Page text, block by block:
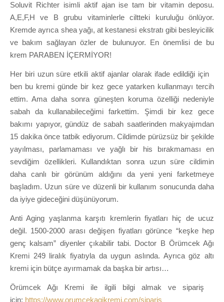
Soluvit Richter isimli aktif ajan ise tam bir vitamin deposu.
A,E,F,H ve B grubu vitaminlerle ciltteki kuruluğu önlüyor.
Kremde ayrıca shea yağı, at kestanesi ekstratı gibi besleyicilik
ve bakım sağlayan özler de bulunuyor. En önemlisi de bu
krem PARABEN İÇERMİYOR!
Her biri uzun süre etkili aktif ajanlar olarak ifade edildiği için
ben bu kremi günde bir kez gece yatarken kullanmayı tercih
ettim. Ama daha sonra güneşten koruma özelliği nedeniyle
sabah da kullanabileceğimi farkettim. Şimdi bir kez gece
bakımı yapıyor, gündüz de sabah saatlerinden makyajımdan
15 dakika önce tatbik ediyorum. Cildimde pürüzsüz bir şekilde
yayılması, parlamaması ve yağlı bir his bırakmaması en
sevdiğim özellikleri. Kullandıktan sonra uzun süre cildimin
daha canlı bir görünüm aldığını da yeni yeni farketmeye
başladım. Uzun süre ve düzenli bir kullanım sonucunda daha
da iyiye gideceğini düşünüyorum.
Anti Aging yaşlanma karşıtı kremlerin fiyatları hiç de ucuz
değil. 1500-2000 arası değişen fiyatları görünce “keşke hep
genç kalsam” diyenler çıkabilir tabi. Doctor B Örümcek Ağı
Kremi 249 liralık fiyatıyla da uygun aslında. Ayrıca göz altı
kremi için bütçe ayırmamak da başka bir artısı…
Örümcek Ağı Kremi ile ilgili bilgi almak ve sipariş
için: https://www.orumcekagikremi.com/siparis